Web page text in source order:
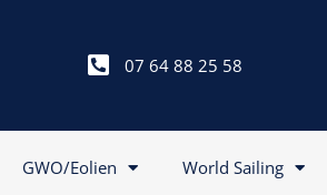
07 64 88 25 58
GWO/Eolien World Sailing